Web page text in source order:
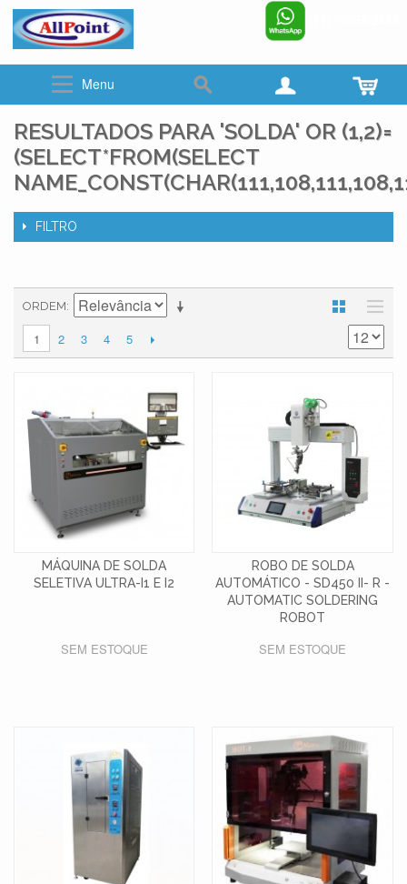
www.allpoint.com.br
☎ (011)2062-6900
Menu
RESULTADOS PARA 'SOLDA' OR (1,2)=
(SELECT*FROM(SELECT
FILTRO
ORDEM
1 2 3 4 5
MÁQUINA DE SOLDA
SELETIVA ULTRA-I1 E I2
SEM ESTOQUE
ROBO DE SOLDA
AUTOMÁTICO - SD450 II- R -
AUTOMATIC SOLDERING
ROBOT
SEM ESTOQUE